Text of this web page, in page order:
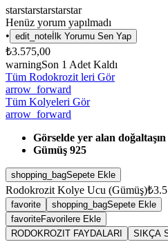
starstarstarstarstar
Henüz yorum yapılmadı
• edit_note İlk Yorumu Sen Yap
₺3.575,00
warningSon 1 Adet Kaldı
Tüm Rodokrozit leri Gör
arrow_forward
Tüm Kolyeleri Gör
arrow_forward
Görselde yer alan
Gümüş 925
shopping_bagSepete Ekle
Rodokrozit Kolye Ucu (Gümüş)
favorite shopping_bagSepete Ekle
favoriteFavorilere Ekle
RODOKROZIT FAYDALARI
SIKÇA